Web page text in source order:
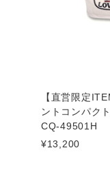
【直営限定
ントコンパク
CQ-49501H
¥13,200